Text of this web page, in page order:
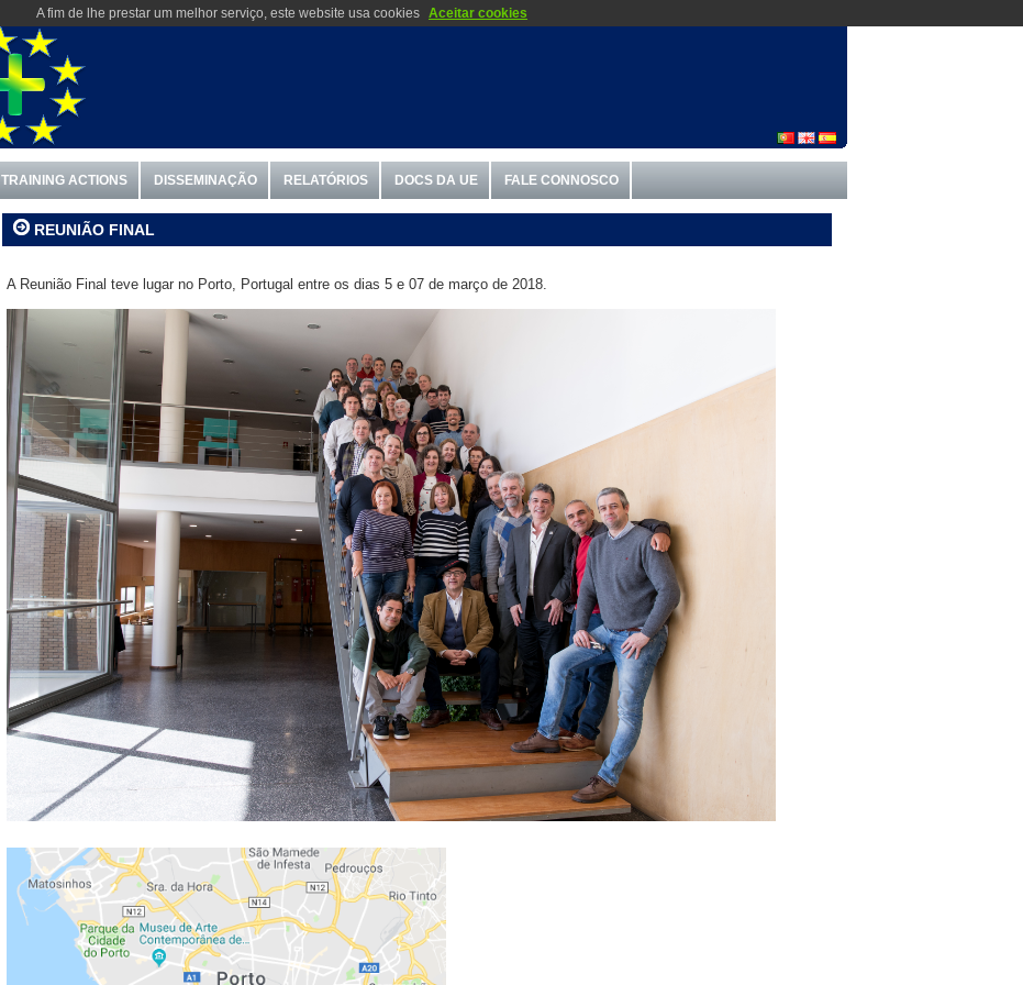
A fim de lhe prestar um melhor serviço, este website usa cookies Aceitar cookies
TRAINING ACTIONS DISSEMINAÇÃO RELATÓRIOS DOCS DA UE FALE CONNOSCO
REUNIÃO FINAL
A Reunião Final teve lugar no Porto, Portugal entre os dias 5 e 07 de março de 2018.